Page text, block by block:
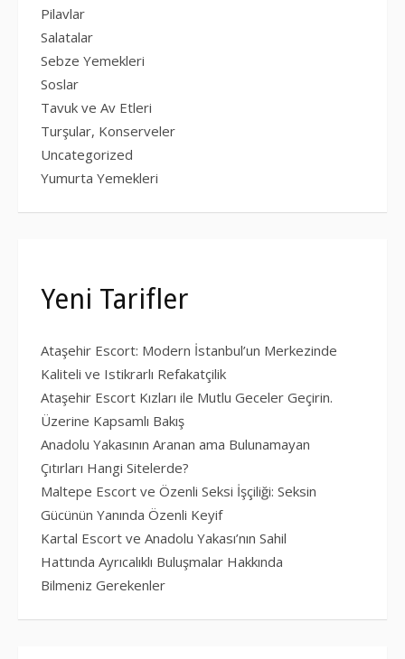
Pilavlar
Salatalar
Sebze Yemekleri
Soslar
Tavuk ve Av Etleri
Turşular, Konserveler
Uncategorized
Yumurta Yemekleri
Yeni Tarifler
Ataşehir Escort: Modern İstanbul’un Merkezinde
Kaliteli ve Istikrarlı Refakatçilik
Ataşehir Escort Kızları ile Mutlu Geceler Geçirin.
Üzerine Kapsamlı Bakış
Anadolu Yakasının Aranan ama Bulunamayan
Çıtırları Hangi Sitelerde?
Maltepe Escort ve Özenli Seksi İşçiliği: Seksin
Gücünün Yanında Özenli Keyif
Kartal Escort ve Anadolu Yakası’nın Sahil
Hattında Ayrıcalıklı Buluşmalar Hakkında
Bilmeniz Gerekenler